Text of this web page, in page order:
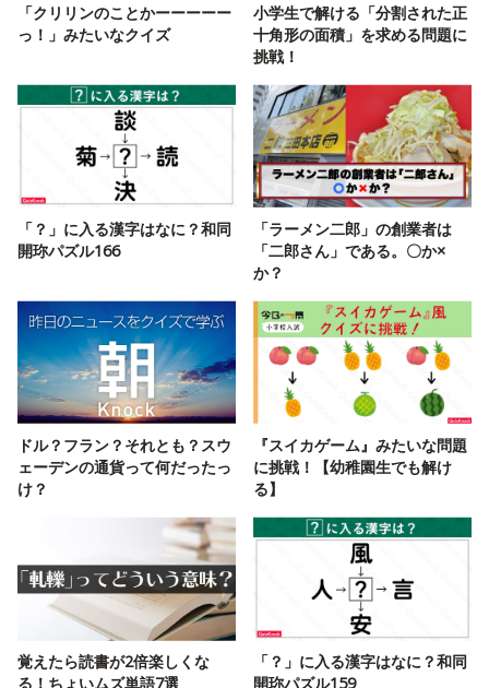
「クリリンのことかーーーーー
っ！」みたいなクイズ
小学生で解ける「分割された正
十角形の面積」を求める問題に
挑戦！
「？」に入る漢字はなに？和同
開珎パズル166
「ラーメン二郎」の創業者は
「二郎さん」である。〇か×
か？
ドル？フラン？それとも？スウ
ェーデンの通貨って何だったっ
け？
『スイカゲーム』みたいな問題
に挑戦！【幼稚園生でも解け
る】
覚えたら読書が2倍楽しくな
る！ちょいムズ単語7選
「？」に入る漢字はなに？和同
開珎パズル159